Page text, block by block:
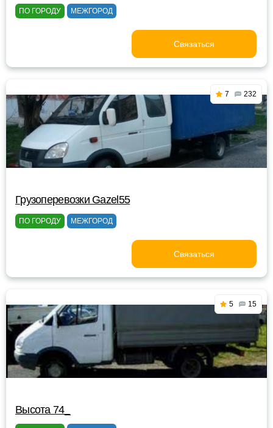
ПО ГОРОДУ МЕЖГОРОД
Связаться
7 232
Грузоперевозки Gazel55
ПО ГОРОДУ МЕЖГОРОД
Связаться
5 15
Высота 74_